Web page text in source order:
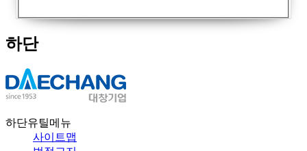
하단
하단유틸메뉴
사이트맵